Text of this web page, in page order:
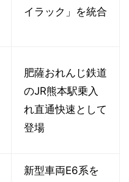
イラック」を統合
肥薩おれんじ鉄道
のJR熊本駅乗入
れ直通快速として
登場
新型車両E6系を